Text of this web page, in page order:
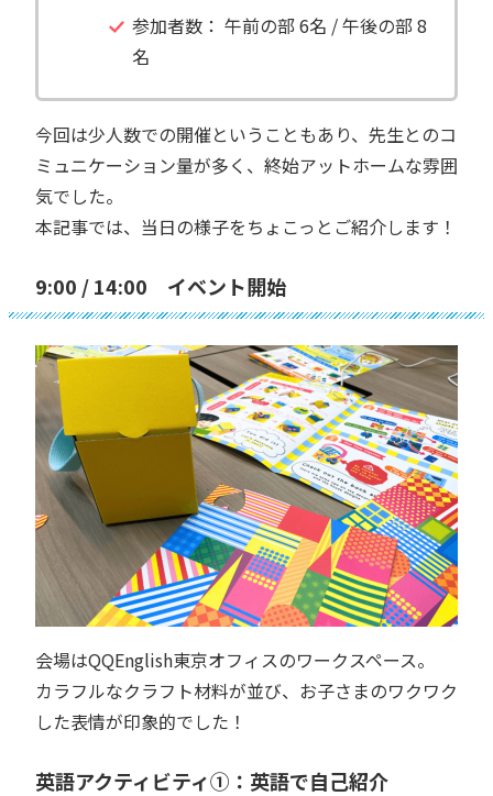
参加者数： 午前の部 6名 / 午後の部 8
名
今回は少人数での開催ということもあり、先生とのコ
ミュニケーション量が多く、終始アットホームな雰囲
気でした。
本記事では、当日の様子をちょこっとご紹介します！
9:00 / 14:00 イベント開始
会場はQQEnglish東京オフィスのワークスペース。
カラフルなクラフト材料が並び、お子さまのワクワク
した表情が印象的でした！
英語アクティビティ①：英語で自己紹介